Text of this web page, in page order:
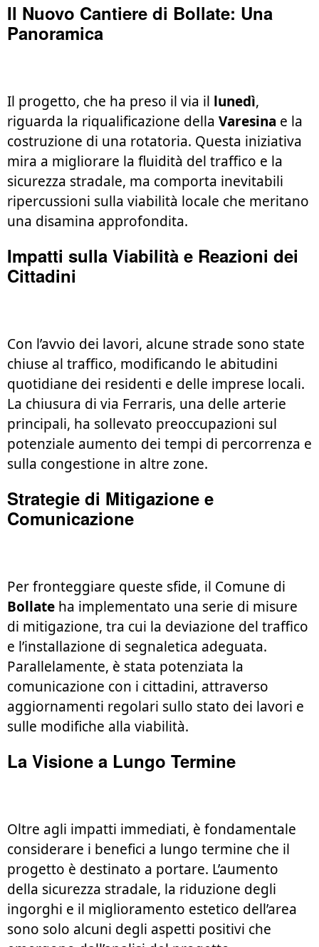
Il Nuovo Cantiere di Bollate: Una
Panoramica
Il progetto, che ha preso il via il lunedì,
riguarda la riqualificazione della Varesina e la
costruzione di una rotatoria. Questa iniziativa
mira a migliorare la fluidità del traffico e la
sicurezza stradale, ma comporta inevitabili
ripercussioni sulla viabilità locale che meritano
una disamina approfondita.
Impatti sulla Viabilità e Reazioni dei
Cittadini
Con l’avvio dei lavori, alcune strade sono state
chiuse al traffico, modificando le abitudini
quotidiane dei residenti e delle imprese locali.
La chiusura di via Ferraris, una delle arterie
principali, ha sollevato preoccupazioni sul
potenziale aumento dei tempi di percorrenza e
sulla congestione in altre zone.
Strategie di Mitigazione e
Comunicazione
Per fronteggiare queste sfide, il Comune di
Bollate ha implementato una serie di misure
di mitigazione, tra cui la deviazione del traffico
e l’installazione di segnaletica adeguata.
Parallelamente, è stata potenziata la
comunicazione con i cittadini, attraverso
aggiornamenti regolari sullo stato dei lavori e
sulle modifiche alla viabilità.
La Visione a Lungo Termine
Oltre agli impatti immediati, è fondamentale
considerare i benefici a lungo termine che il
progetto è destinato a portare. L’aumento
della sicurezza stradale, la riduzione degli
ingorghi e il miglioramento estetico dell’area
sono solo alcuni degli aspetti positivi che